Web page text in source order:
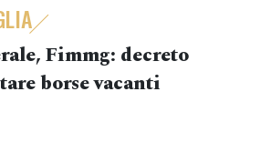
Fimmg: decreto
borse vacanti